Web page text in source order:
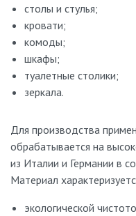
столы и стулья;
кровати;
комоды;
шкафы;
туалетные столики;
зеркала.
Для производства
обрабатывается на
из Италии и Германии в
Материал
экологической